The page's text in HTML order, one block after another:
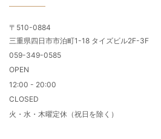
〒510-0884
三重県四日市市泊町1-18 タイズビル2F-3F
059-349-0585
OPEN
12:00 - 20:00
CLOSED
火・水・木曜定休（祝日を除く）